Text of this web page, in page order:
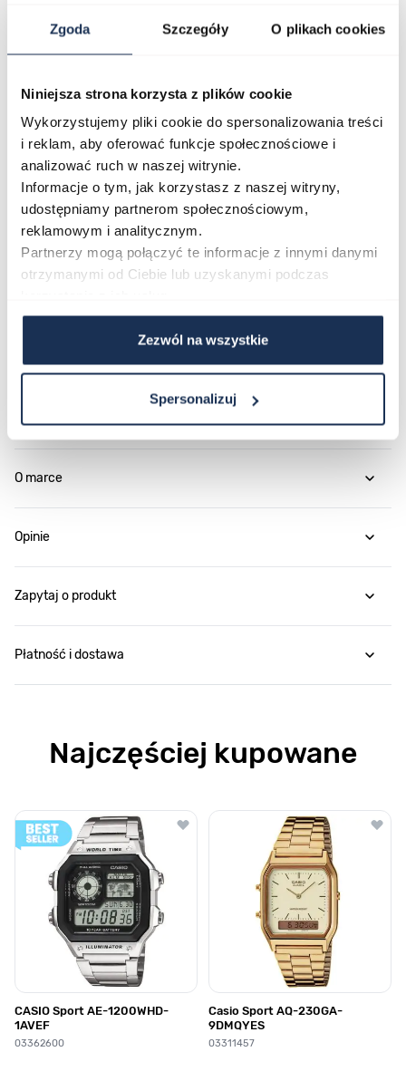
Zgoda Szczegóły O plikach cookies
Niniejsza strona korzysta z plików cookie
Wykorzystujemy pliki cookie do spersonalizowania treści
i reklam, aby oferować funkcje społecznościowe i
analizować ruch w naszej witrynie.
Informacje o tym, jak korzystasz z naszej witryny,
udostępniamy partnerom społecznościowym,
reklamowym i analitycznym.
Partnerzy mogą połączyć te informacje z innymi danymi
otrzymanymi od Ciebie lub uzyskanymi podczas
Zezwól na wszystkie
Spersonalizuj
mężczyzn, którzy doceniają zegarki z historyczną
tradycją i funkcjonalnym wyposażeniem. Brązowy
charakterystyczne dla klasycznych modeli vintage,
które nie tracą aktualności. To propozycja dla tych,
którzy szukają szwajcarskiej jakości w przystępnym
wydaniu premium.
Połączenie stylu i funkcjonalności
Tissot Heritage łączy tradycję szwajcarskiego
zegarmistrzostwa z precyzją chronografu i estetyką,
która pozostaje ponadczasowa. Zegarek dostępny jest
zegarmistrzowskiego – zapraszamy do zapoznania się z
Parametry
O marce
Opinie
Zapytaj o produkt
Płatność i dostawa
Najczęściej kupowane
Poruszanie się po elementach karuzeli jest możliwe za pomocą
Naciśnij, aby pominąć karuzelę
Naciśnij, aby przejść do nawigacji karuzeli
CASIO Sport AE-1200WHD-
1AVEF
03362600
Casio Sport AQ-230GA-
9DMQYES
03311457